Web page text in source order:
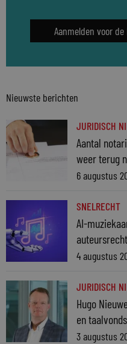
Aanmelden voor
Nieuwste berichten
JURIDISCH
Aantal
weer terug
6 augustus
SNELRECHT
AI-
auteursrecht
4 augustus
JURIDISCH
Hugo
en
3 augustus